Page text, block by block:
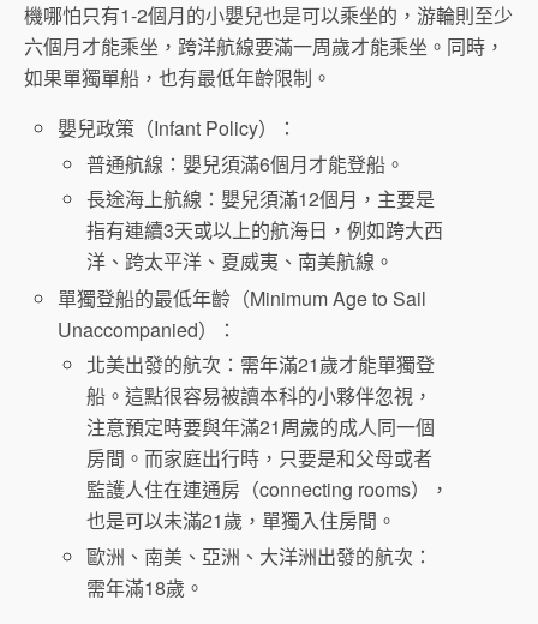
機哪怕只有1-2個月的小嬰兒也是可以乘坐的，游輪則至少
六個月才能乘坐，跨洋航線要滿一周歲才能乘坐。同時，
如果單獨單船，也有最低年齡限制。
嬰兒政策（Infant Policy）：
普通航線：嬰兒須滿6個月才能登船。
長途海上航線：嬰兒須滿12個月，主要是
指有連續3天或以上的航海日，例如跨大西
洋、跨太平洋、夏威夷、南美航線。
單獨登船的最低年齡（Minimum Age to Sail
Unaccompanied）：
北美出發的航次：需年滿21歲才能單獨登
船。這點很容易被讀本科的小夥伴忽視，
注意預定時要與年滿21周歲的成人同一個
房間。而家庭出行時，只要是和父母或者
監護人住在連通房（connecting rooms），
也是可以未滿21歲，單獨入住房間。
歐洲、南美、亞洲、大洋洲出發的航次：
需年滿18歲。